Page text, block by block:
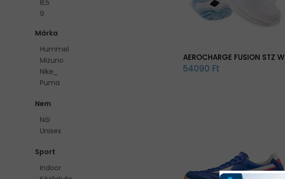
8,5
9
10
10,5
11
11,5
12
15
35
37
37,5
38
Márka
Hummel
Mizuno
Nike_
Puma
Nem
Női
Unisex
Sport
Indoor
AEROCHARGE FUSION STZ W
54090 Ft